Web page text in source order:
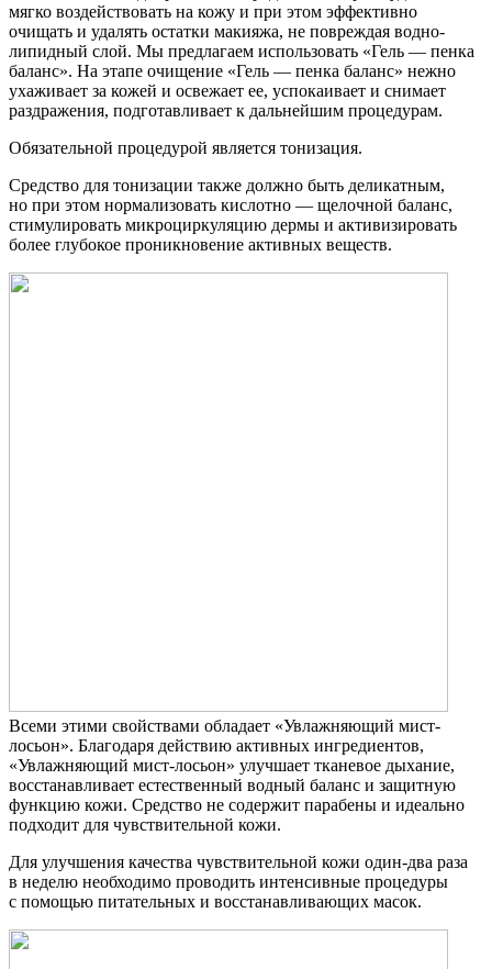
мягко воздействовать на кожу и при этом эффективно
очищать и удалять остатки макияжа, не повреждая водно-
липидный слой. Мы предлагаем использовать «Гель — пенка
баланс». На этапе очищение «Гель — пенка баланс» нежно
ухаживает за кожей и освежает ее, успокаивает и снимает
раздражения, подготавливает к дальнейшим процедурам.
Обязательной процедурой является тонизация.
Средство для тонизации также должно быть деликатным,
но при этом нормализовать кислотно — щелочной баланс,
стимулировать микроциркуляцию дермы и активизировать
более глубокое проникновение активных веществ.
Всеми этими свойствами обладает «Увлажняющий мист-
лосьон». Благодаря действию активных ингредиентов,
«Увлажняющий мист-лосьон» улучшает тканевое дыхание,
восстанавливает естественный водный баланс и защитную
функцию кожи. Средство не содержит парабены и идеально
подходит для чувствительной кожи.
Для улучшения качества чувствительной кожи один-два раза
в неделю необходимо проводить интенсивные процедуры
с помощью питательных и восстанавливающих масок.